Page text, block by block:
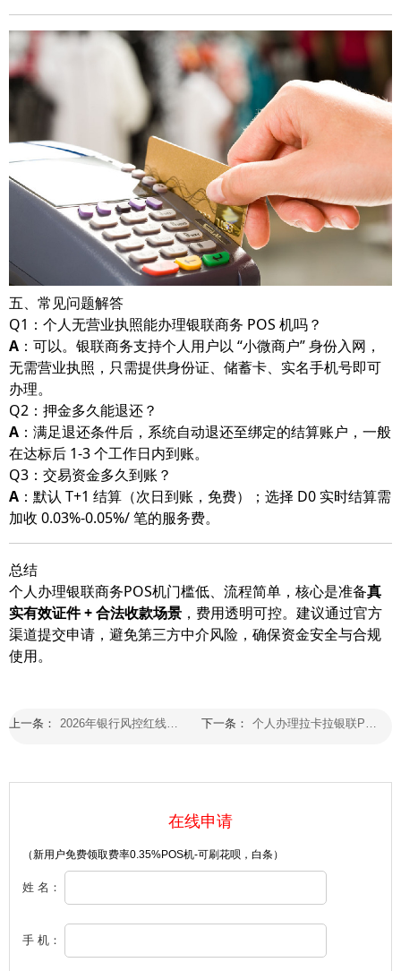
五、常见问题解答
Q1：个人无营业执照能办理银联商务 POS 机吗？
A ：可以。银联商务支持个人用户以 “小微商户” 身份入网，
无需营业执照，只需提供身份证、储蓄卡、实名手机号即可
办理。
Q2：押金多久能退还？
A ：满足退还条件后，系统自动退还至绑定的结算账户，一般
在达标后 1-3 个工作日内到账。
Q3：交易资金多久到账？
A ：默认 T+1 结算（次日到账，免费）；选择 D0 实时结算需
加收 0.03%-0.05%/ 笔的服务费。
总结
个人办理银联商务POS机门槛低、流程简单，核心是准备真
实有效证件 + 合法收款场景 ，费用透明可控。建议通过官方
渠道提交申请，避免第三方中介风险，确保资金安全与合规
使用。
上一条： 下一条：
在线申请
（新用户免费领取费率0.35%POS机-可刷花呗，白条）
姓 名：
手 机：